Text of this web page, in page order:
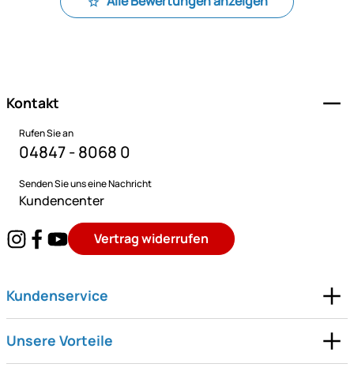
Kontakt
Rufen Sie an
04847 - 8068 0
Senden Sie uns eine Nachricht
Kundencenter
Vertrag widerrufen
Kundenservice
Unsere Vorteile